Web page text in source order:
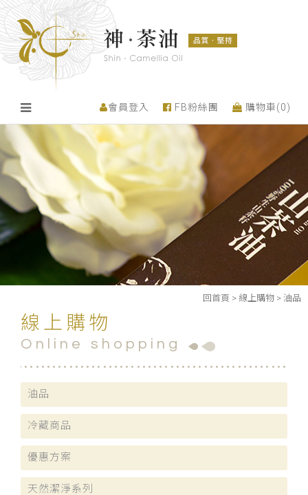
會員登入 FB粉絲團 購物車(0)
回首頁 > 線上購物 > 油品
線上購物
Online shopping
油品
冷藏商品
優惠方案
天然潔淨系列